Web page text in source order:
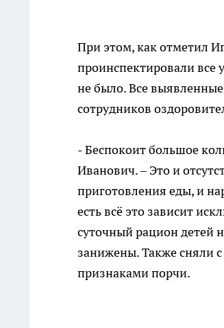
При этом, как отметил
проинспектировали все
не было. Все
сотрудников
- Беспокоит большое
Иванович. – Это и
приготовления еды, и
есть всё это зависит
суточный рацион детей
занижены. Также сняли
признаками порчи.